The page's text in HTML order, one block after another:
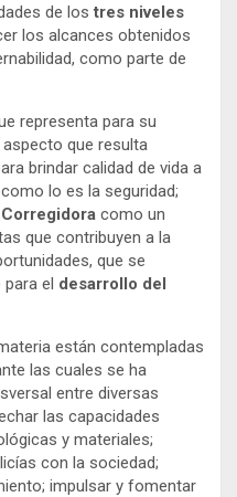
de lostres niveles
los alcances obtenidos
como parte de
representa para su
que resulta
brindar calidad de vida a
lo es la seguridad;
Corregidora como un
que contribuyen a la
que se
el desarrollo del
están contempladas
las cuales se ha
entre diversas
las capacidades
y materiales;
con la sociedad;
impulsar y fomentar